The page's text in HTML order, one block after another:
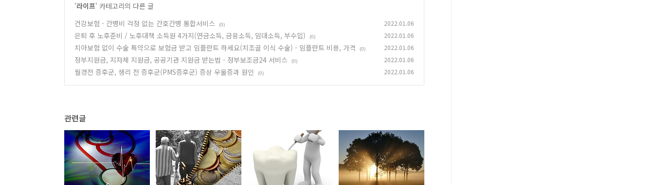
'라이프' 카테고리의 다른 글
건강보험 - 간병비 걱정 없는 간호간병 통합서비스
(0) 2022.01.06
은퇴 후 노후준비 / 노후대책 소득원 4가지(연금소득, 금융소득, 임대소득, 부수입) (0) 2022.01.06
치아보험 없이 수술 특약으로 보험금 받고 임플란트 하세요(치조골 이식 수술) - 임플란트 비용, 가격 (0) 2022.01.06
정부지원금, 지자체 지원금, 공공기관 지원금 받는법 - 정부보조금24 서비스 (0) 2022.01.06
월경전 증후군, 생리 전 증후군(PMS증후군) 증상 우울증과 원인 (0) 2022.01.06
관련글